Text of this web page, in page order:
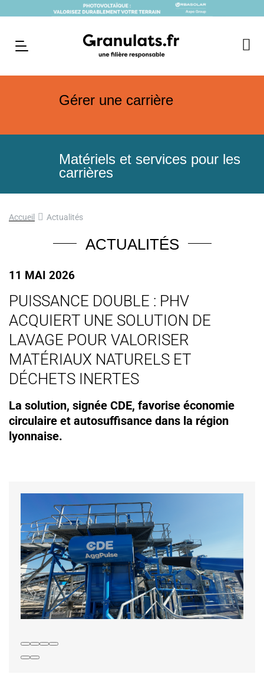
Gérer une carrière
Matériels et services pour les
carrières
Accueil Actualités
ACTUALITÉS
11 MAI 2026
PUISSANCE DOUBLE : PHV
ACQUIERT UNE SOLUTION DE
LAVAGE POUR VALORISER
MATÉRIAUX NATURELS ET
DÉCHETS INERTES
La solution, signée CDE, favorise économie
circulaire et autosuffisance dans la région
lyonnaise.